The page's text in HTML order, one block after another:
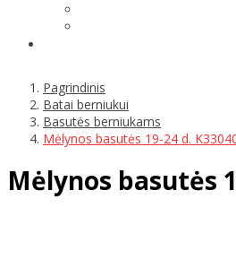
Pagrindinis
Batai berniukui
Basutės berniukams
Mėlynos basutės 19-24 d.
Mėlynos basutės